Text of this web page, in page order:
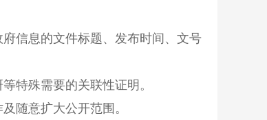
信息的文件标题、发布时间、文号
特殊需要的关联性证明。
随意扩大公开范围。